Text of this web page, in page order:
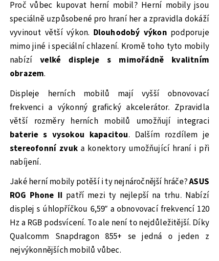
Proč vůbec kupovat herní mobil? Herní mobily jsou
speciálně uzpůsobené pro hraní her a zpravidla dokáží
vyvinout větší výkon. Dlouhodobý výkon podporuje
mimo jiné i speciální chlazení. Kromě toho tyto mobily
nabízívelké displeje s mimořádně kvalitním
obrazem.
Displeje herních mobilů mají vyšší obnovovací
frekvenci a výkonný grafický akcelerátor. Zpravidla
větší rozměry herních mobilů umožňují integraci
baterie s vysokou kapacitou. Dalším rozdílem je
stereofonní zvuka konektory umožňující hraní i při
nabíjení.
Jaké herní mobily potěší i ty nejnáročnější hráče?ASUS
ROG Phone II patří mezi ty nejlepší na trhu. Nabízí
displej s úhlopříčkou 6,59″ a obnovovací frekvencí 120
Hz a RGB podsvícení. To ale není to nejdůležitější. Díky
Qualcomm Snapdragon 855+ se jedná o jeden z
nejvýkonnějších mobilů vůbec.